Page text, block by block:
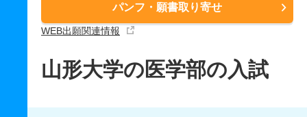
パンフ・願書取り寄せ
WEB出願関連情報
山形大学の医学部の入試